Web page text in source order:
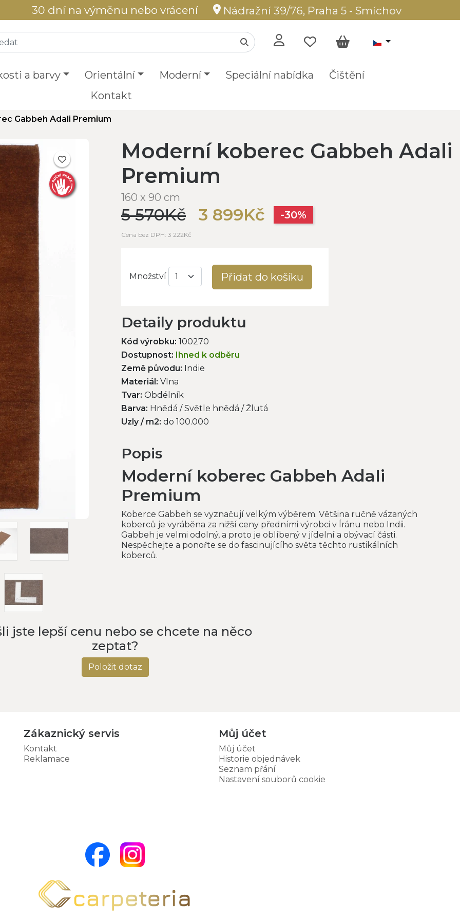
30 dní na výměnu nebo vrácení Nádražní 39/76, Praha 5 - Smíchov
a barvy Orientální Moderní Speciální nabídka
Čištění
Kontakt
Gabbeh Adali Premium
Moderní koberec Gabbeh Adali
Premium
160 x 90 cm
5 570Kč 3 899Kč -30%
Cena bez DPH: 3 222Kč
Množství Přidat do košíku
Detaily produktu
Kód výrobku: 100270
Dostupnost:
Ihned k odběru
Země původu: Indie
Materiál: Vlna
Tvar: Obdélník
Barva: Hnědá / Světle hnědá / Žlutá
Uzly / m2: do 100.000
Popis
Moderní koberec Gabbeh Adali
Premium
Koberce Gabbeh se vyznačují velkým výběrem. Většina ručně vázaných
koberců je vyráběna za nižší ceny předními výrobci v Íránu nebo Indii.
Gabbeh je velmi odolný, a proto je oblíbený v jídelní a obývací části.
Nespěchejte a ponořte se do fascinujícího světa těchto rustikálních
koberců.
jste lepší cenu nebo se chcete na něco
zeptat?
Položit dotaz
Zákaznický servis
Kontakt
Reklamace
Můj účet
Můj účet
Historie objednávek
Seznam přání
Nastavení souborů cookie